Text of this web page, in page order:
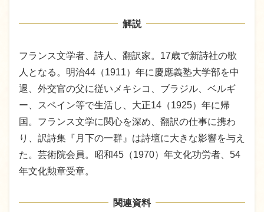
解説
フランス文学者、詩人、翻訳家。17歳で新詩社の歌
人となる。明治44（1911）年に慶應義塾大学部を中
退、外交官の父に従いメキシコ、ブラジル、ベルギ
ー、スペイン等で生活し、大正14（1925）年に帰
国。フランス文学に関心を深め、翻訳の仕事に携わ
り、訳詩集『月下の一群』は詩壇に大きな影響を与え
た。芸術院会員。昭和45（1970）年文化功労者、54
年文化勲章受章。
関連資料